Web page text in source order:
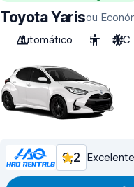
Toyota Yarisou
Automático
5 A/C
9,2 Excelente